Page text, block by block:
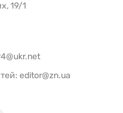
19/1
editor@zn.ua